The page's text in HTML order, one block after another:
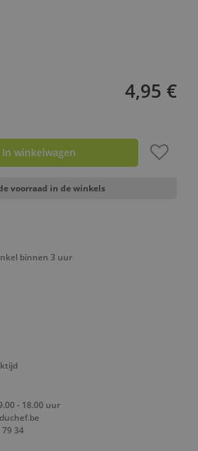
4,95 €
In winkelwagen
voorraad in de winkels
binnen 3 uur
- 18.00 uur
79 34